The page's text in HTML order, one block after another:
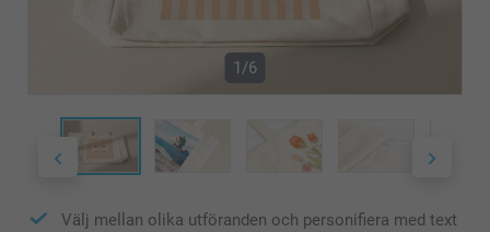
1/6
Välj mellan olika utföranden och personifiera med text